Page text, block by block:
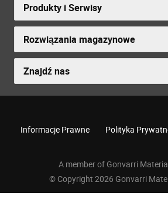
Produkty i Serwisy
Rozwiązania magazynowe
Znajdź nas
Informacje Prawne Polityka
A member of Gonvarri
© Copyright 2026 Gonvarri